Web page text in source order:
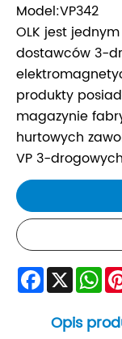
Model:VP342
OLK jest
dostawców 3-
produkty
magazynie
hurtowych
VP 3-
Facebook
X
Opis